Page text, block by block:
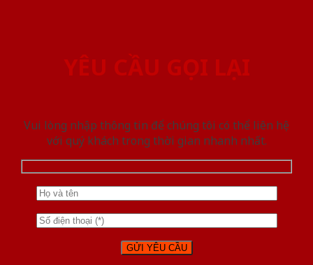
YÊU CẦU GỌI LẠI
Vui lòng nhập thông tin để chúng tôi có thể liên hệ
với quý khách trong thời gian nhanh nhất.